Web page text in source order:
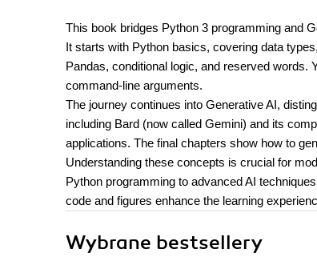
This book bridges Python 3 programming and
It starts with Python basics, covering data
Pandas, conditional logic, and reserved words.
command-line arguments.
The journey continues into Generative AI,
including Bard (now called Gemini) and its
applications. The final chapters show how to
Understanding these concepts is crucial for
Python programming to advanced AI
code and figures enhance the learning
Wybrane bestsellery